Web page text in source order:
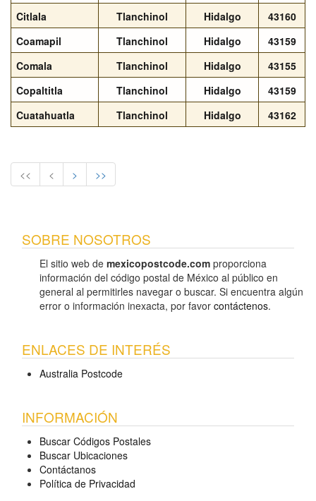
Citlala
Tlanchinol Hidalgo
43160
Coamapil
Tlanchinol Hidalgo
43159
Comala
Tlanchinol Hidalgo
43155
Copaltitla
Tlanchinol Hidalgo
43159
Cuatahuatla
Tlanchinol Hidalgo 43162
<< < > >>
SOBRE NOSOTROS
El sitio web de mexicopostcode.com proporciona
información del código postal de México al público en
general al permitirles navegar o buscar. Si encuentra algún
error o información inexacta, por favor contáctenos.
ENLACES DE INTERÉS
Australia Postcode
INFORMACIÓN
Buscar Códigos Postales
Buscar Ubicaciones
Contáctanos
Política de Privacidad